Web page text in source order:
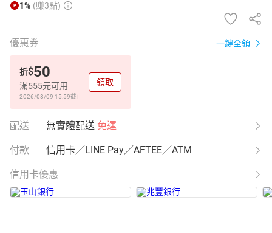
1% (賺3點)
優惠券 一鍵全領
折$50
滿555元可用
2026/08/09 15:59截止
領取
配送 無實體配送 免運
付款 信用卡／LINE Pay／AFTEE／ATM
信用卡優惠